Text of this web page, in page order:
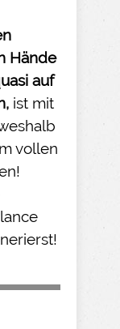
Hände
auf
ist mit
vollen